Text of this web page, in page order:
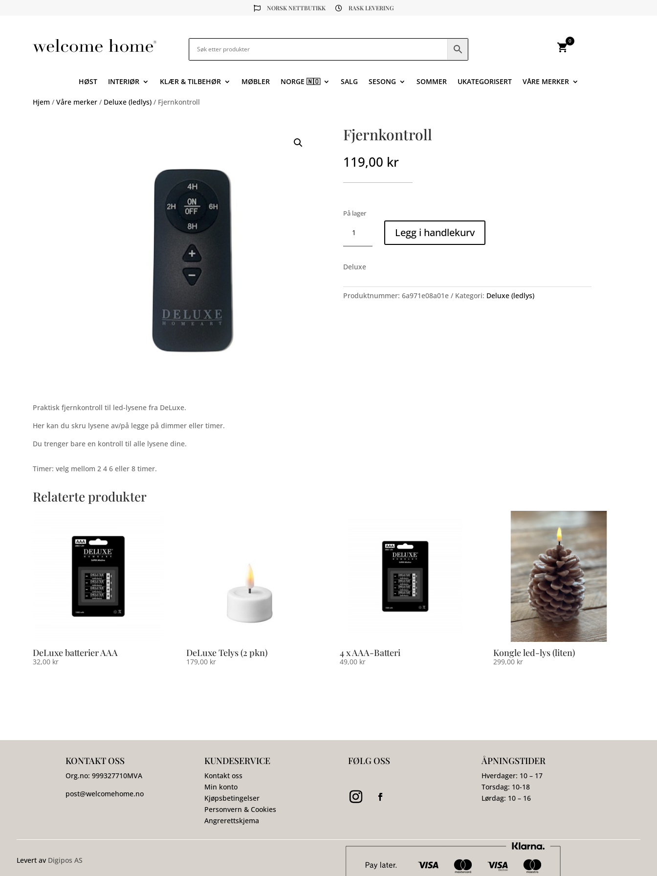
 NORSK NETTBUTIKK  RASK LEVERING
shopping_cart
0
HØST INTERIØR KLÆR & TILBEHØR MØBLER NORGE 🇳🇴 SALG SESONG SOMMER UKATEGORISERT VÅRE MERKER
Hjem /Våre merker / Deluxe (ledlys) / Fjernkontroll
Fjernkontroll
119,00 kr
På lager
Fjernkontroll
antall
Legg i handlekurv
Deluxe
Produktnummer: 6a971e08a01e Kategori: Deluxe (ledlys)
Praktisk fjernkontroll til led-lysene fra DeLuxe.
Her kan du skru lysene av/på legge på dimmer eller timer.
Du trenger bare en kontroll til alle lysene dine.
Timer: velg mellom 2 4 6 eller 8 timer.
Relaterte produkter
DeLuxe batterier AAA
32,00 kr
DeLuxe Telys (2 pkn)
179,00 kr
4 x AAA-Batteri
49,00 kr
Kongle led-lys (liten)
299,00 kr
KONTAKT OSS
Org.no:999327710MVA
post@welcomehome.no
KUNDESERVICE
Kontakt oss
Min konto
Kjøpsbetingelser
Personvern & Cookies
Angrerettskjema
FØLG OSS ÅPNINGSTIDER
Hverdager: 10 – 17
Torsdag: 10-18
Lørdag: 10 – 16
Levert av Digipos AS